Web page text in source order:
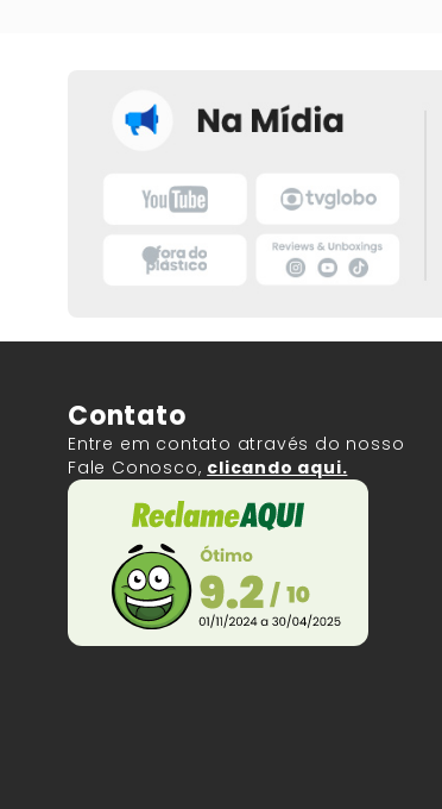
Contato
Entre em contato através do nosso
Fale Conosco, clicando aqui.